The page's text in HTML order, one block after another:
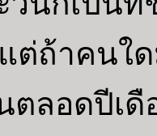
ต่ถ้าคนใ
ตลอดปีเดื